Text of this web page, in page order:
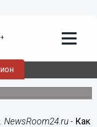
развитой
и
состав НГТУ им. Р.Е.
NewsRoom24.ru - Как